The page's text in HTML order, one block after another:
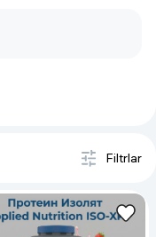
Filtrlar